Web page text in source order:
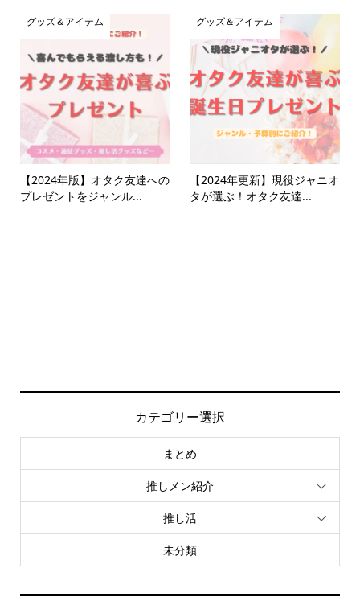
グッズ＆アイテム
【2024年版】オタク友達への
プレゼントをジャンル...
グッズ＆アイテム
【2024年更新】現役ジャニオ
タが選ぶ！オタク友達...
カテゴリー選択
まとめ
推しメン紹介
推し活
未分類